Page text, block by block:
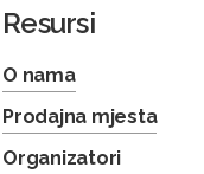
Resursi
O nama
Prodajna mjesta
Organizatori